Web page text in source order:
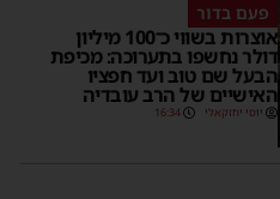
פעם בדור
אוצרות בשווי כ־100 מיליון
דולר נחשפו בתערוכה: מכיפת
הבעל שם טוב ועד חפציו
האישיים של הרב עובדיה
יוסי יחזקאלי 16:34